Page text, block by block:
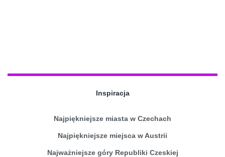
Inspiracja
Najpiękniejsze miasta w Czechach
Najpiękniejsze miejsca w Austrii
Najważniejsze góry Republiki Czeskiej